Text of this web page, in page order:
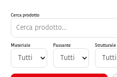
Cerca prodotto
Materiale Passante Strutturale